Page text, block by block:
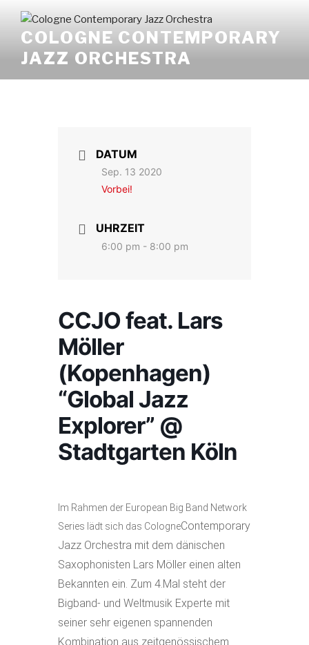
Inhalt
springenCOLOGNE CONTEMPORARY
JAZZ ORCHESTRA
DATUM
Sep. 13 2020
Vorbei!
UHRZEIT
6:00 pm - 8:00 pm
CCJO feat. Lars
Möller
(Kopenhagen)
“Global Jazz
Explorer” @
Stadtgarten Köln
Im Rahmen der European Big Band Network
Series lädt sich das CologneContemporary
Jazz Orchestra mit dem dänischen
Saxophonisten Lars Möller einen alten
Bekannten ein. Zum 4.Mal steht der
Bigband- und Weltmusik Experte mit
seiner sehr eigenen spannenden
Kombination aus zeitgenössischem